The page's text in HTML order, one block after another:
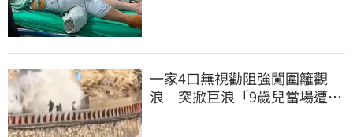
一家4口無視勸阻強闖圍籬觀
浪 突掀巨浪「9歲兒當場遭捲